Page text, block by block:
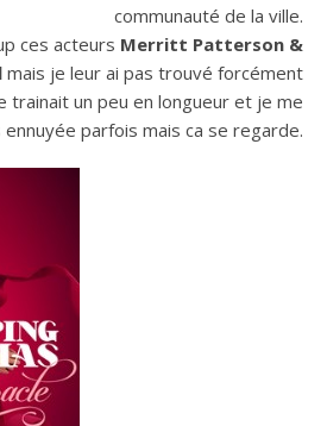
communauté de la ville.
ces acteurs Merritt Patterson &
mais je leur ai pas trouvé forcément
trainait un peu en longueur et je me
ennuyée parfois mais ca se regarde.